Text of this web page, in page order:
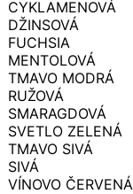
CYKLAMENOVÁ
DŽINSOVÁ
FUCHSIA
MENTOLOVÁ
TMAVO MODRÁ
RUŽOVÁ
SMARAGDOVÁ
SVETLO ZELENÁ
TMAVO SIVÁ
SIVÁ
VÍNOVO ČERVENÁ